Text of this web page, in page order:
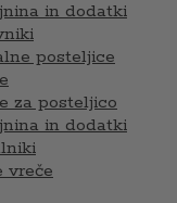
in dodatki
posteljice
za posteljico
in dodatki
vreče